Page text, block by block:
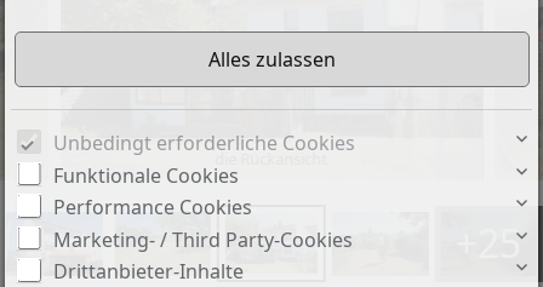
+25
Unbedingt erforderliche Cookies
Funktionale Cookies
Performance Cookies
Marketing- / Third Party-Cookies
Drittanbieter-Inhalte